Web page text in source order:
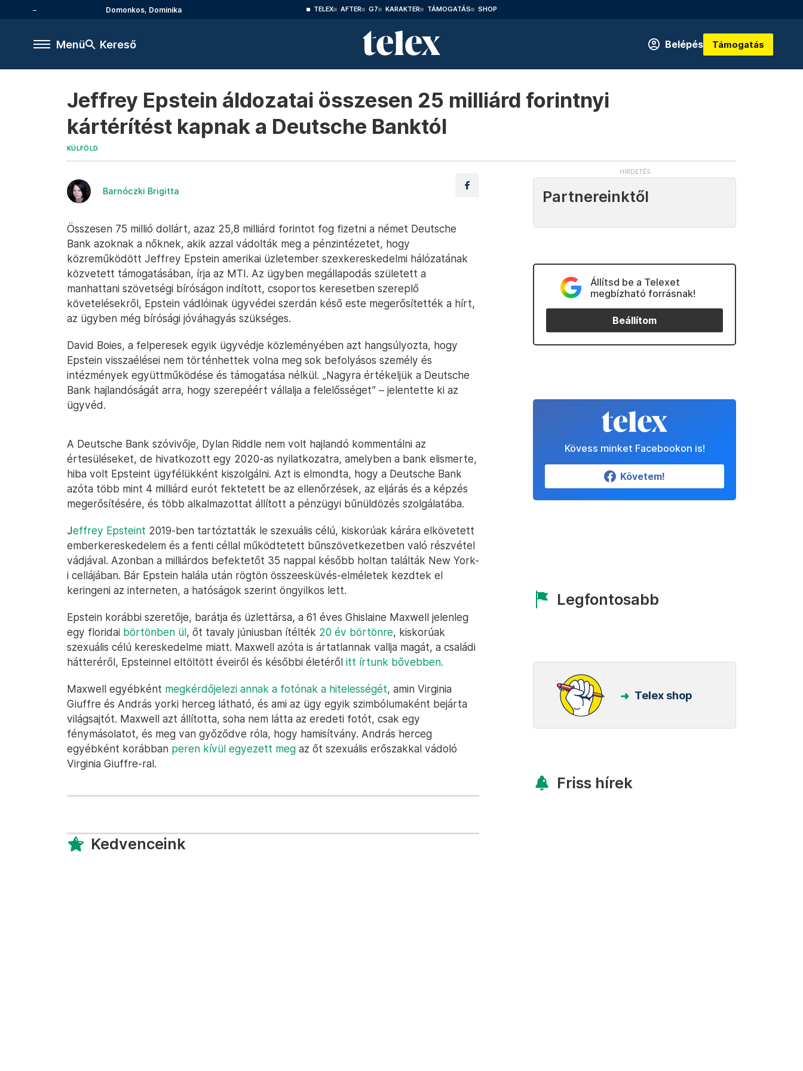
Domonkos, Dominika TELEX AFTER G7 KARAKTER TÁMOGATÁS SHOP
Menü Kereső Belépés Támogatás
Jeffrey Epstein áldozatai összesen 25 milliárd forintnyi
kártérítést kapnak a Deutsche Banktól
KÜLFÖLD
Barnóczki Brigitta
Összesen 75 millió dollárt, azaz 25,8 milliárd forintot fog fizetni a német Deutsche
Bank azoknak a nőknek, akik azzal vádolták meg a pénzintézetet, hogy
közreműködött Jeffrey Epstein amerikai üzletember szexkereskedelmi hálózatának
közvetett támogatásában, írja az MTI. Az ügyben megállapodás született a
manhattani szövetségi bíróságon indított, csoportos keresetben szereplő
követelésekről, Epstein vádlóinak ügyvédei szerdán késő este megerősítették a hírt,
az ügyben még bírósági jóváhagyás szükséges.
David Boies, a felperesek egyik ügyvédje közleményében azt hangsúlyozta, hogy
Epstein visszaélései nem történhettek volna meg sok befolyásos személy és
intézmények együttműködése és támogatása nélkül. „Nagyra értékeljük a Deutsche
Bank hajlandóságát arra, hogy szerepéért vállalja a felelősséget” – jelentette ki az
ügyvéd.
A Deutsche Bank szóvivője, Dylan Riddle nem volt hajlandó kommentálni az
értesüléseket, de hivatkozott egy 2020-as nyilatkozatra, amelyben a bank elismerte,
hiba volt Epsteint ügyfélükként kiszolgálni. Azt is elmondta, hogy a Deutsche Bank
azóta több mint 4 milliárd eurót fektetett be az ellenőrzések, az eljárás és a képzés
megerősítésére, és több alkalmazottat állított a pénzügyi bűnüldözés szolgálatába.
Jeffrey Epsteint 2019-ben tartóztatták le szexuális célú, kiskorúak kárára elkövetett
emberkereskedelem és a fenti céllal működtetett bűnszövetkezetben való részvétel
vádjával. Azonban a milliárdos befektetőt 35 nappal később holtan találták New York-
i cellájában. Bár Epstein halála után rögtön összeesküvés-elméletek kezdtek el
keringeni az interneten, a hatóságok szerint öngyilkos lett.
Epstein korábbi szeretője, barátja és üzlettársa, a 61 éves Ghislaine Maxwell jelenleg
egy floridai börtönben ül, őt tavaly júniusban ítélték 20 év börtönre, kiskorúak
szexuális célú kereskedelme miatt. Maxwell azóta is ártatlannak vallja magát, a családi
hátteréről, Epsteinnel eltöltött éveiről és későbbi életéről itt írtunk bővebben.
Maxwell egyébként megkérdőjelezi annak a fotónak a hitelességét, amin Virginia
Giuffre és András yorki herceg látható, és ami az ügy egyik szimbólumaként bejárta
világsajtót. Maxwell azt állította, soha nem látta az eredeti fotót, csak egy
fénymásolatot, és meg van győződve róla, hogy hamisítvány. András herceg
egyébként korábban peren kívül egyezett meg az őt szexuális erőszakkal vádoló
Virginia Giuffre-ral.
Kedvenceink
Partnereinktől
Állítsd be a Telexet
megbízható forrásnak!
Beállítom
Kövess minket Facebookon is!
Követem!
Legfontosabb
Telex shop
Friss hírek